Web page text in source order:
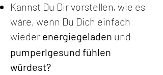
Kannst Du Dir vorstellen, wie es
wäre, wenn Du Dich einfach
wieder energiegeladen und
pumperlgesund fühlen
würdest?